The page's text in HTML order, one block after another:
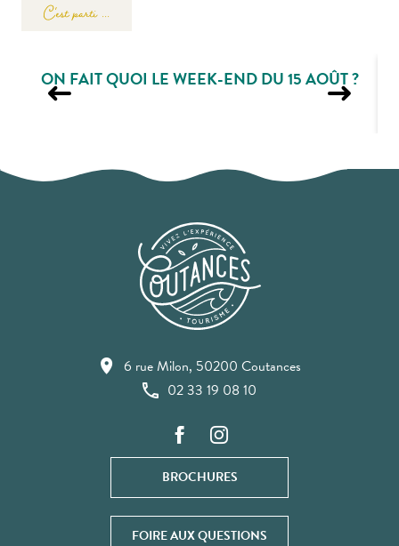
C'est parti ...
ON FAIT QUOI LE WEEK-END DU 15 AOÛT ?
6 rue Milon, 50200 Coutances
02 33 19 08 10
BROCHURES
FOIRE AUX QUESTIONS